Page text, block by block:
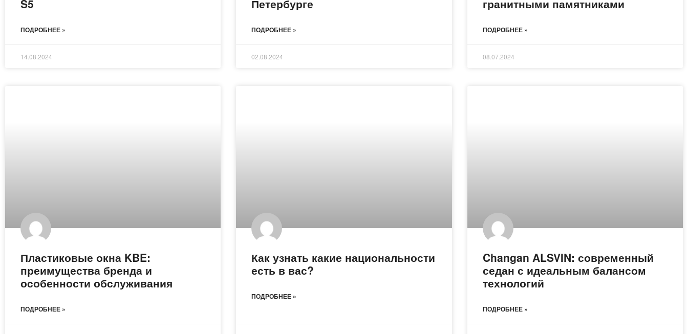
S5
ПОДРОБНЕЕ »
14.08.2024
Петербурге
ПОДРОБНЕЕ »
02.08.2024
гранитными памятниками
ПОДРОБНЕЕ »
08.07.2024
Пластиковые окна KBE:
преимущества бренда и
особенности обслуживания
ПОДРОБНЕЕ »
Как узнать какие национальности
есть в вас?
ПОДРОБНЕЕ »
Changan ALSVIN: современный
седан с идеальным балансом
технологий
ПОДРОБНЕЕ »